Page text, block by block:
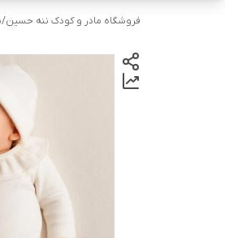
فروشگاه مادر و کودک ننه حسین/